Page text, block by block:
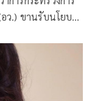
ว.) ขานรับนโยบาย
ตรีว่ากระทรวง
ห้เป็นถูกกล่าวถึง
หานคร ปริมณฑล